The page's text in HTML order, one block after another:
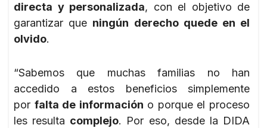
directa y personalizada, con el objetivo de
garantizar que ningún derecho quede en el
olvido.
“Sabemos que muchas familias no han
accedido a estos beneficios simplemente
por falta de información o porque el proceso
les resulta complejo. Por eso, desde la DIDA